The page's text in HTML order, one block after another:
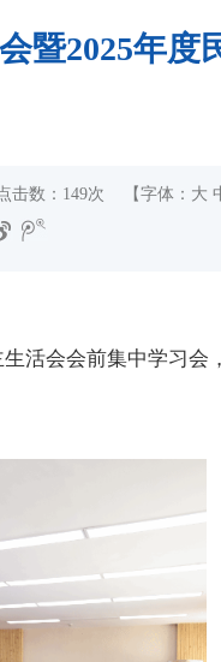
暨2025年
数： 149次 【字体： 大
活会会前集中学习会